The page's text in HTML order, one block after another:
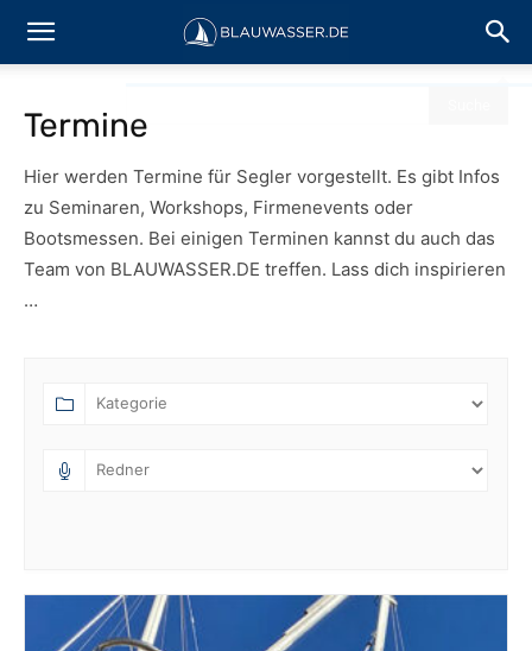
Termine
Hier werden Termine für Segler vorgestellt. Es gibt Infos
zu Seminaren, Workshops, Firmenevents oder
Bootsmessen. Bei einigen Terminen kannst du auch das
Team von BLAUWASSER.DE treffen. Lass dich inspirieren
…